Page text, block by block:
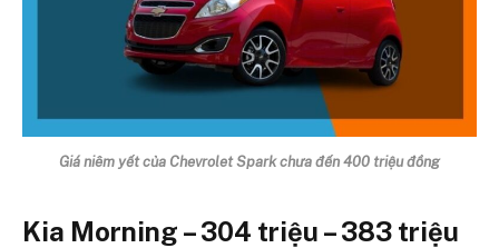
Giá niêm yết của Chevrolet Spark chưa đến 400 triệu đồng
Kia Morning – 304 triệu – 383 triệu